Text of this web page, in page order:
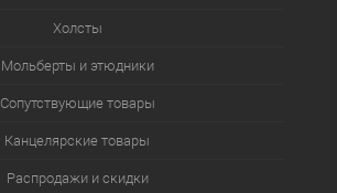
Холсты
Мольберты и этюдники
Сопутствующие товары
Канцелярские товары
Распродажи и скидки